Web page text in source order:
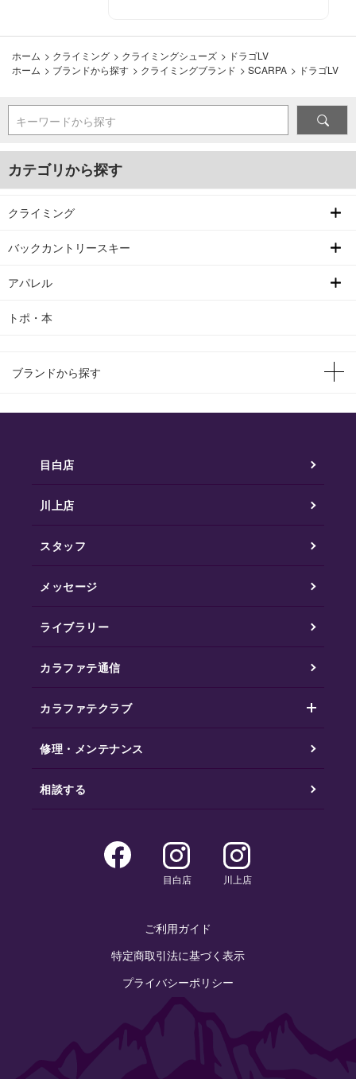
ホーム > クライミング > クライミングシューズ > ドラゴLV
ホーム > ブランドから探す > クライミングブランド > SCARPA > ドラゴLV
キーワードから探す
カテゴリから探す
クライミング
バックカントリースキー
アパレル
トポ・本
ブランドから探す
目白店
川上店
スタッフ
メッセージ
ライブラリー
カラファテ通信
カラファテクラブ
修理・メンテナンス
相談する
目白店 川上店
ご利用ガイド
特定商取引法に基づく表示
プライバシーポリシー